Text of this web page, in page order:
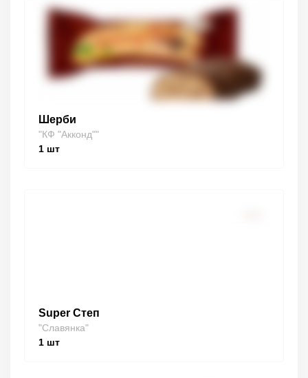
Шерби
"КФ "Акконд""
1 шт
Super Степ
"Славянка"
1 шт